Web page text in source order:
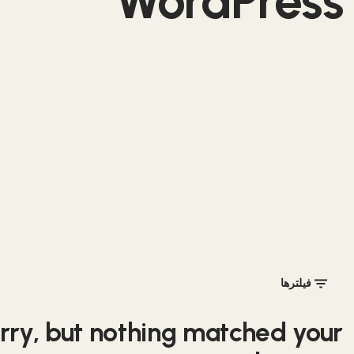
فیلترها
but nothing matched your